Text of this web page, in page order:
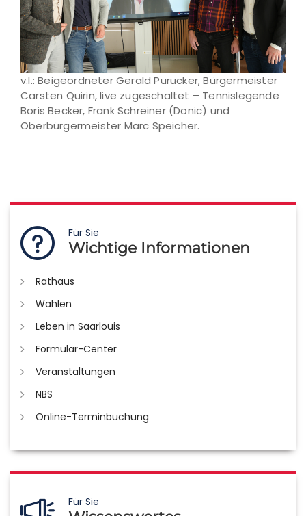
v.l.: Beigeordneter Gerald Purucker, Bürgermeister
Carsten Quirin, live zugeschaltet – Tennislegende
Boris Becker, Frank Schreiner (Donic) und
Oberbürgermeister Marc Speicher.
Für Sie
Wichtige Informationen
Rathaus
Wahlen
Leben in Saarlouis
Formular-Center
Veranstaltungen
NBS
Online-Terminbuchung
Für Sie